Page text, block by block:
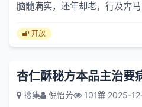
脑髓满实，还年却老，行及奔
取汁二...
开放
搜集 倪怡芳 101 2025-